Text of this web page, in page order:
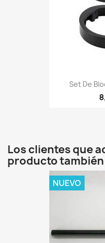
Set De
Los clientes que
producto
NUEVO